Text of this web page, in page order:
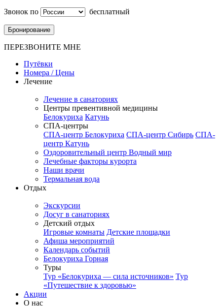
Звонок по
бесплатный
Бронирование
ПЕРЕЗВОНИТЕ МНЕ
Путёвки
Номера / Цены
Лечение
Лечение в санаториях
Центры превентивной медицины
Белокуриха Катунь
СПА-центры
СПА-центр Белокуриха СПА-центр Сибирь СПА-
центр Катунь
Оздоровительный центр Водный мир
Лечебные факторы курорта
Наши врачи
Термальная вода
Отдых
Экскурсии
Досуг в санаториях
Детский отдых
Игровые комнаты Детские площадки
Афиша мероприятий
Календарь событий
Белокуриха Горная
Туры
Тур «Белокуриха — сила источников» Тур
«Путешествие к здоровью»
Акции
О нас